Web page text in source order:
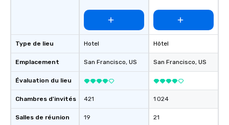
Type de lieu
Emplacement
Évaluation du lieu
Chambres d'invités
Salles de réunion
Hotel
San Francisco, US
421
19
Hôtel
San Francisco, US
1 024
21